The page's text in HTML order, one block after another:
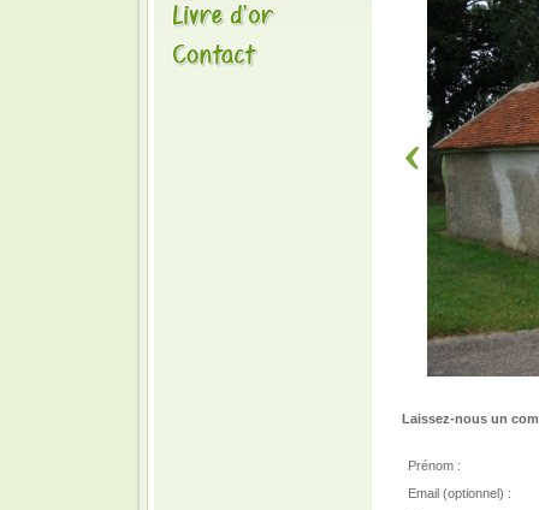
Laissez-nous un
Prénom :
Email (optionnel) :